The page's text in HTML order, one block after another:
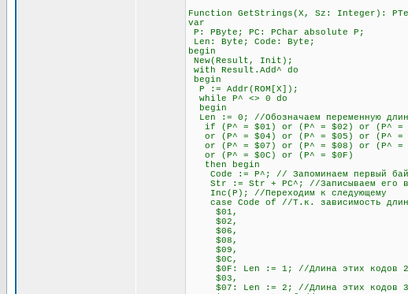
Function GetStrings(X, Sz: Integer):
var
P: PByte; PC: PChar absolute P;
Len: Byte; Code: Byte;
begin
New(Result, Init);
with Result.Add^ do
begin
P := Addr(ROM[X]);
while P^ <> 0 do
begin
Len := 0; //Обозначаем переменную
if (P^ = $01) or (P^ = $02) or (P^ =
or (P^ = $04) or (P^ = $05) or (P^ =
or (P^ = $07) or (P^ = $08) or (P^ =
or (P^ = $0C) or (P^ = $0F)
then begin
Code := P^; // Запоминаем первый
Str := Str + PC^; //Записываем его в
Inc(P); //Переходим к следующему
case Code of //Т.к. зависимость длины
$01,
$02,
$06,
$08,
$09,
$0C,
$0F: Len := 1; //Длина этих кодов 2
$03,
$07: Len := 2; //Длина этих кодов 3